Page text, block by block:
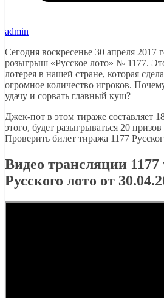
admin
Сегодня воскресенье 30 апреля 2017
розыгрыш «Русское лото» № 1177.
лотерея в нашей стране, которая
огромное количество игроков.
удачу и сорвать главный куш?
Джек-пот в этом тираже составляет
этого, будет разыгрываться 20
Проверить билет тиража 1177
Видео трансляции
Русского лото от